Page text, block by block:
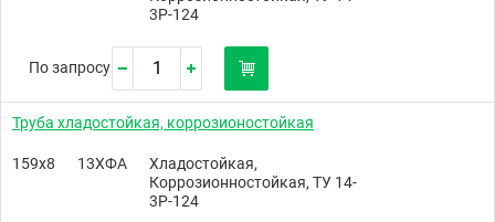
3Р-124
По запросу
Труба хладостойкая, коррозионостойкая
159х8 13ХФА
Хладостойкая,
Коррозионностойкая, ТУ 14-
3Р-124